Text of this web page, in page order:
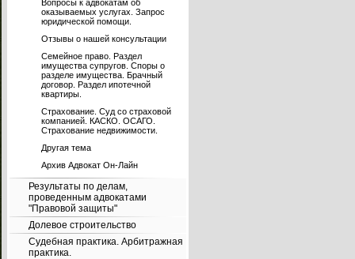
Вопросы к адвокатам об
оказываемых услугах. Запрос
юридической помощи.
Отзывы о нашей консультации
Семейное право. Раздел
имущества супругов. Споры о
разделе имущества. Брачный
договор. Раздел ипотечной
квартиры.
Страхование. Суд со страховой
компанией. КАСКО. ОСАГО.
Страхование недвижимости.
Другая тема
Архив Адвокат Он-Лайн
Результаты по делам,
проведенным адвокатами
"Правовой защиты"
Долевое строительство
Судебная практика. Арбитражная
практика.